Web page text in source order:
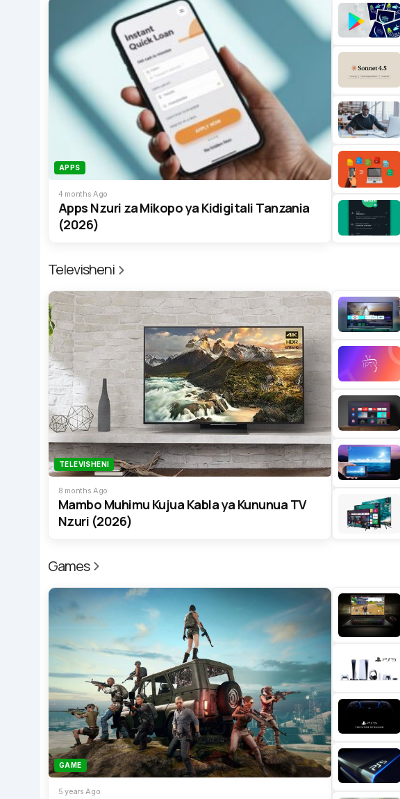
APPS
4 months Ago
Apps Nzuri za Mikopo ya Kidigitali Tanzania
(2026)
Televisheni
TELEVISHENI
8 months Ago
Mambo Muhimu Kujua Kabla ya Kununua TV
Nzuri (2026)
Games
GAME
5 years Ago